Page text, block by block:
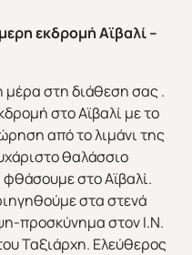
εκδρομή Αϊβαλί –
στη διάθεση σας .
στο Αϊβαλί με το
από το λιμάνι της
θαλάσσιο
στο Αϊβαλί.
στα στενά
προσκύνημα στον Ι.Ν.
Ταξιάρχη. Ελεύθερος